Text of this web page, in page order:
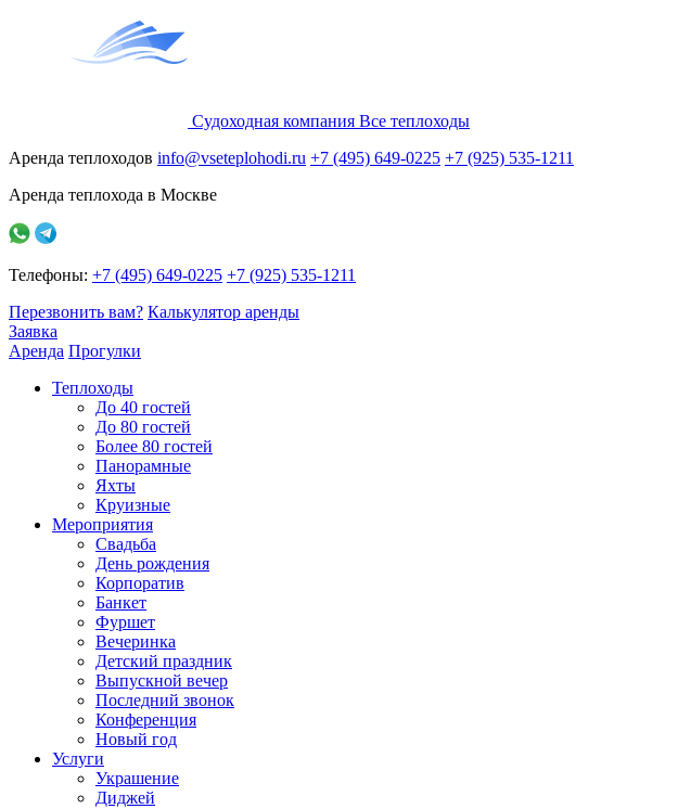
Судоходная компания Все теплоходы
Аренда теплоходов info@vseteplohodi.ru +7 (495) 649-0225 +7 (925) 535-1211
Аренда теплохода в Москве
Телефоны: +7 (495) 649-0225 +7 (925) 535-1211
Перезвонить вам? Калькулятор аренды
Заявка
Аренда Прогулки
Теплоходы
До 40 гостей
До 80 гостей
Более 80 гостей
Панорамные
Яхты
Круизные
Мероприятия
Свадьба
День рождения
Корпоратив
Банкет
Фуршет
Вечеринка
Детский праздник
Выпускной вечер
Последний звонок
Конференция
Новый год
Услуги
Украшение
Диджей